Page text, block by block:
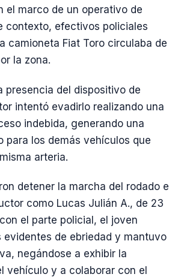
el marco de un operativo de
contexto, efectivos policiales
camioneta Fiat Toro circulaba de
la zona.
presencia del dispositivo de
intentó evadirlo realizando una
indebida, generando una
para los demás vehículos que
arteria.
detener la marcha del rodado e
como Lucas Julián A., de 23
el parte policial, el joven
evidentes de ebriedad y mantuvo
negándose a exhibir la
vehículo y a colaborar con el